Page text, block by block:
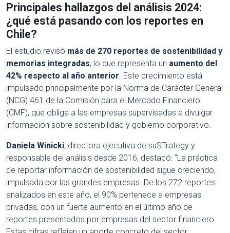
Principales hallazgos del análisis 2024:
¿qué está pasando con los reportes en
Chile?
El estudio revisó más de 270 reportes de sostenibilidad y
memorias integradas, lo que representa un aumento del
42% respecto al año anterior . Este crecimiento está
impulsado principalmente por la Norma de Carácter General
(NCG) 461 de la Comisión para el Mercado Financiero
(CMF), que obliga a las empresas supervisadas a divulgar
información sobre sostenibilidad y gobierno corporativo.
Daniela Winicki, directora ejecutiva de suSTrategy y
responsable del análisis desde 2016, destacó: “La práctica
de reportar información de sostenibilidad sigue creciendo,
impulsada por las grandes empresas. De los 272 reportes
analizados en este año, el 90% pertenece a empresas
privadas, con un fuerte aumento en el último año de
reportes presentados por empresas del sector financiero.